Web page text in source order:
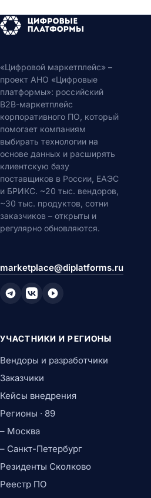
«Цифровой маркетплейс» –
проект АНО «Цифровые
платформы»: российский
B2B-маркетплейс
корпоративного ПО, который
помогает компаниям
выбирать технологии на
основе данных и расширять
клиентскую базу
поставщиков в России, ЕАЭС
и БРИКС. ~20 тыс. вендоров,
~30 тыс. продуктов, сотни
заказчиков – открыты и
регулярно обновляются.
marketplace@diplatforms.ru
УЧАСТНИКИ И РЕГИОНЫ
Вендоры и разработчики
Заказчики
Кейсы внедрения
Регионы · 89
– Москва
– Санкт-Петербург
Резиденты Сколково
Реестр ПО